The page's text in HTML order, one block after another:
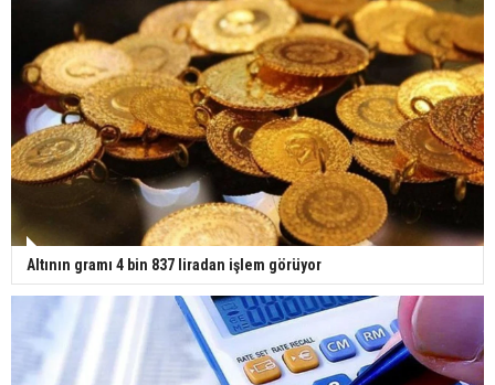
Altının gramı 4 bin 837 liradan işlem görüyor